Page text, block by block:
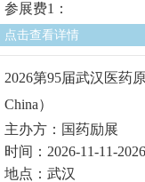
参展费1：
点击查看详情
2026第95届武汉医药
China）
主办方：国药励展
时间：2026-11-11-
地点：武汉